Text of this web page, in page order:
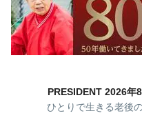
PRESIDENT 2026年
ひとりで生きる老後の